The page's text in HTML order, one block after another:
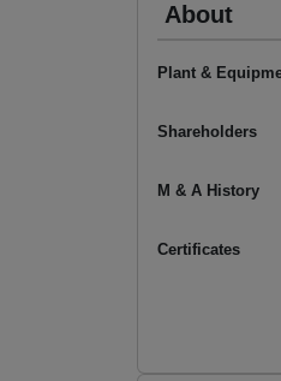
About
Plant &
Shareholders
M & A History
Certificates